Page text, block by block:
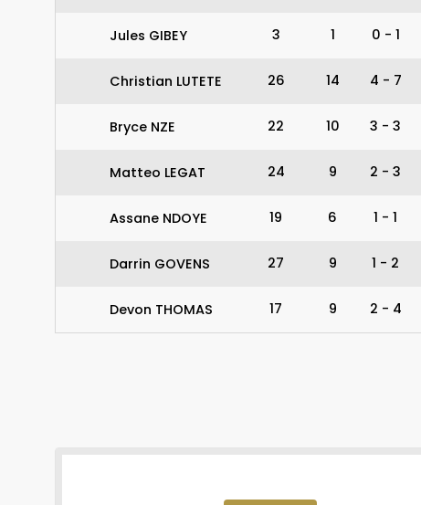
Jules GIBEY 3 1 0 - 1
Christian LUTETE 26 14 4 - 7
Bryce NZE 22 10 3 - 3
Matteo LEGAT 24 9 2 - 3
Assane NDOYE 19 6 1 - 1
Darrin GOVENS 27 9 1 - 2
Devon THOMAS 17 9 2 - 4